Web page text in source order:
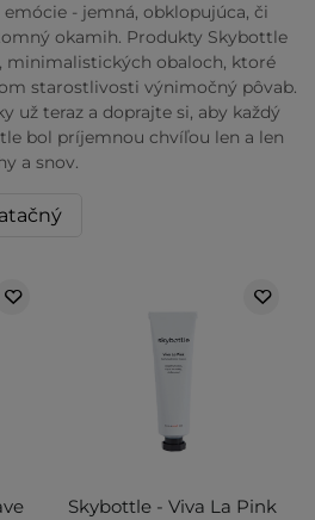
- jemná, obklopujúca, či
okamih. Produkty Skybottle
minimalistických obaloch, ktoré
starostlivosti výnimočný pôvab.
už teraz a doprajte si, aby každý
bol príjemnou chvíľou len a len
a snov.
Skybottle - Viva La Pink